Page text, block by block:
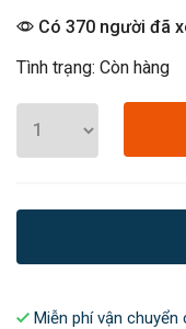
Có 370 người đã
Tình trạng: Còn hàng
Miễn phí vận